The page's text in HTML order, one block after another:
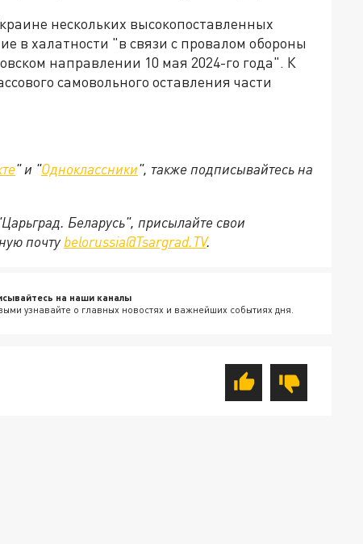
нескольких высокопоставленных
в халатности "в связи с провалом обороны
направлении 10 мая 2024-го года". К
самовольного оставления части
" и "Одноклассники", также подписывайтесь на
Беларусь", присылайте свои
почту belorussia@Tsargrad.TV.
на наши каналы
узнавайте о главных новостях и важнейших событиях дня.